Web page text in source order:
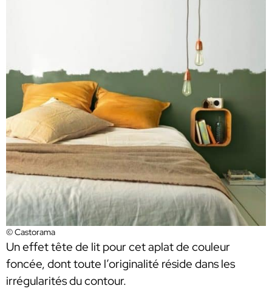
© Castorama
Un effet tête de lit pour cet aplat de couleur
foncée, dont toute l’originalité réside dans les
irrégularités du contour.